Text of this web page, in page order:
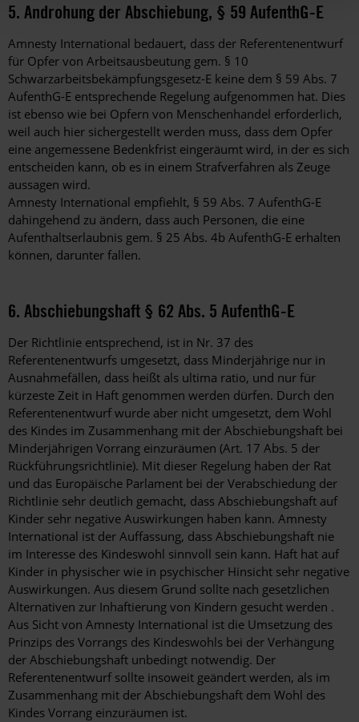
5. Androhung der Abschiebung, § 59 AufenthG-E
Amnesty International bedauert, dass der Referentenentwurf
für Opfer von Arbeitsausbeutung gem. § 10
Schwarzarbeitsbekämpfungsgesetz-E keine dem § 59 Abs. 7
AufenthG-E entsprechende Regelung aufgenommen hat. Dies
ist ebenso wie bei Opfern von Menschenhandel erforderlich,
weil auch hier sichergestellt werden muss, dass dem Opfer
eine angemessene Bedenkfrist eingeräumt wird, in der es sich
entscheiden kann, ob es in einem Strafverfahren als Zeuge
aussagen wird.
Amnesty International empfiehlt, § 59 Abs. 7 AufenthG-E
dahingehend zu ändern, dass auch Personen, die eine
Aufenthaltserlaubnis gem. § 25 Abs. 4b AufenthG-E erhalten
können, darunter fallen.
6. Abschiebungshaft § 62 Abs. 5 AufenthG-E
Der Richtlinie entsprechend, ist in Nr. 37 des
Referentenentwurfs umgesetzt, dass Minderjährige nur in
Ausnahmefällen, dass heißt als ultima ratio, und nur für
kürzeste Zeit in Haft genommen werden dürfen. Durch den
Referentenentwurf wurde aber nicht umgesetzt, dem Wohl
des Kindes im Zusammenhang mit der Abschiebungshaft bei
Minderjährigen Vorrang einzuräumen (Art. 17 Abs. 5 der
Rückführungsrichtlinie). Mit dieser Regelung haben der Rat
und das Europäische Parlament bei der Verabschiedung der
Richtlinie sehr deutlich gemacht, dass Abschiebungshaft auf
Kinder sehr negative Auswirkungen haben kann. Amnesty
International ist der Auffassung, dass Abschiebungshaft nie
im Interesse des Kindeswohl sinnvoll sein kann. Haft hat auf
Kinder in physischer wie in psychischer Hinsicht sehr negative
Auswirkungen. Aus diesem Grund sollte nach gesetzlichen
Alternativen zur Inhaftierung von Kindern gesucht werden .
Aus Sicht von Amnesty International ist die Umsetzung des
Prinzips des Vorrangs des Kindeswohls bei der Verhängung
der Abschiebungshaft unbedingt notwendig. Der
Referentenentwurf sollte insoweit geändert werden, als im
Zusammenhang mit der Abschiebungshaft dem Wohl des
Kindes Vorrang einzuräumen ist.